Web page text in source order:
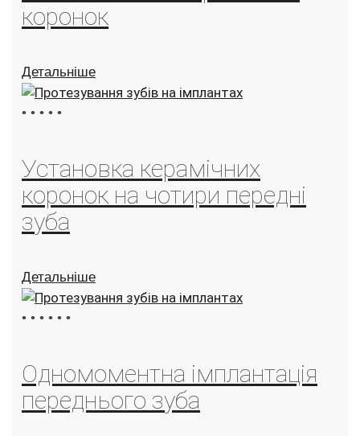
коронок
Детальніше
• • • • •
Установка керамічних
коронок на чотири передні
зуба
Детальніше
• • • • • •
Одномоментна імплантація
переднього зуба